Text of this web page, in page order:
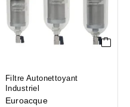
Filtre Autonettoyant
Industriel
Euroacque